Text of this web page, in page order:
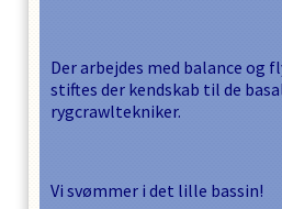
Der arbejdes med balance og
stiftes der kendskab til de
rygcrawltekniker.
Vi svømmer i det lille bassin!